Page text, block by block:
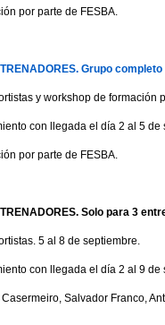
por parte de FESBA.
Grupo
y workshop de formación
con llegada el día 2 al 5 de
por parte de FESBA.
Solo para 3
5 al 8 de septiembre.
con llegada el día 2 al 9 de
Salvador Franco,